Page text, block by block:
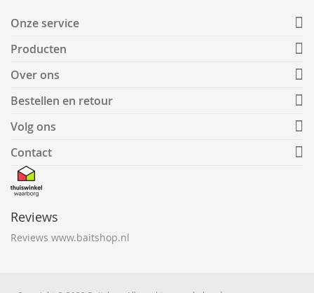
Onze service
Producten
Over ons
Bestellen en retour
Volg ons
Contact
Reviews
Reviews www.baitshop.nl